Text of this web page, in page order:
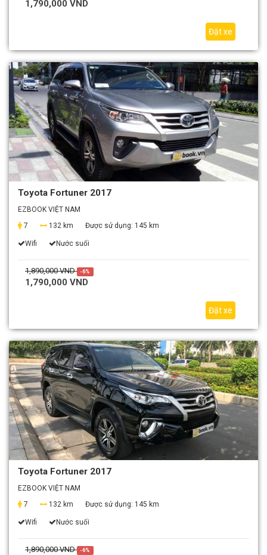
1,790,000 VND
Đặt xe
Toyota Fortuner 2017
EZBOOK VIỆT NAM
7
132 km Được sử dụng: 145 km
Wifi Nước suối
1,890,000 VND -6%
1,790,000 VND
Đặt xe
Toyota Fortuner 2017
EZBOOK VIỆT NAM
7
132 km Được sử dụng: 145 km
Wifi Nước suối
1,890,000 VND -6%